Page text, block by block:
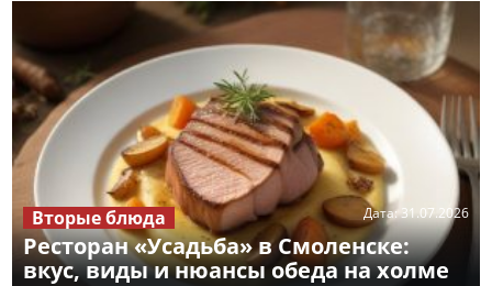
Ресторан «Усадьба» в Смоленске:
вкус, виды и нюансы обеда на холме
Дата:31.07.2026
Вторые блюда